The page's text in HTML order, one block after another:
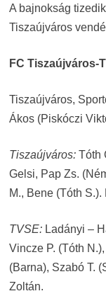
A bajnokság
Tiszaújváros
FC Tiszaújváros-
Tiszaújváros,
Ákos (Piskóczi
Tiszaújváros: Tóth
Gelsi, Pap Zs.
M., Bene (Tóth
TVSE: Ladányi –
Vincze P. (Tóth
(Barna), Szabó T.
Zoltán.